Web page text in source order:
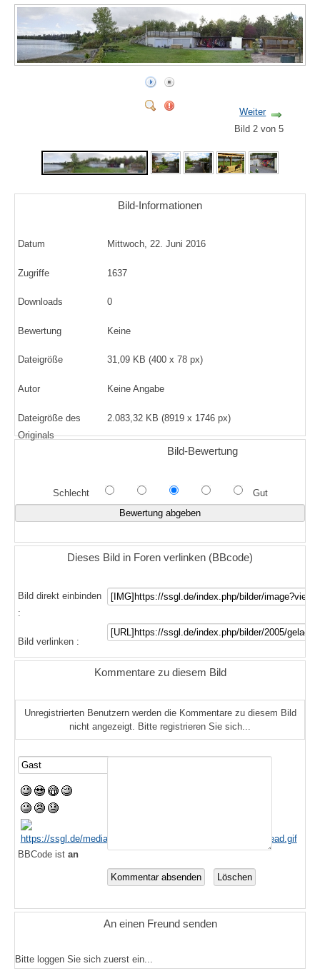
Weiter
Bild 2 von 5
Bild-Informationen
Datum Mittwoch, 22. Juni 2016
Zugriffe 1637
Downloads 0
Bewertung Keine
Dateigröße 31,09 KB (400 x 78 px)
Autor Keine Angabe
Dateigröße des
Originals
2.083,32 KB (8919 x 1746 px)
Bild-Bewertung
Schlecht Gut
Dieses Bild in Foren verlinken (BBcode)
Bild direkt einbinden
:
Bild verlinken :
Kommentare zu diesem Bild
Unregistrierten Benutzern werden die Kommentare zu diesem Bild
nicht angezeigt. Bitte registrieren Sie sich...
BBCode ist an
An einen Freund senden
Bitte loggen Sie sich zuerst ein...